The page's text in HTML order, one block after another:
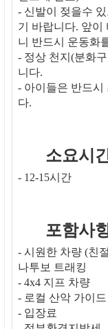
- 신발이 젖을수
기 바랍니다. 앞이
니 반드시 운동화
- 정상 천지(분화
니다.
- 아이들은 반드시
다.
소요시
- 12-15시간
포함사
- 시원한 차량 (친
나투보 트래킹
- 4x4 지프 차량
- 로컬 산악 가이
- 입장료